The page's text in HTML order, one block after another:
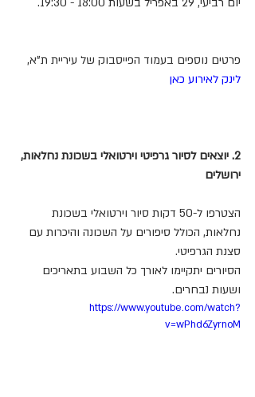
פרטים נוספים בעמוד הפייסבוק של עיריית ת"א,
לינק לאירוע כאן
2. יוצאים לסיור גרפיטי וירטואלי בשכונת נחלאות,
ירושלים
הצטרפו ל-50 דקות סיור וירטואלי בשכונת
נחלאות, הכולל סיפורים על השכונה והיכרות עם
סצנת הגרפיטי.
הסיורים יתקיימו לאורך כל השבוע בתאריכים
ושעות נבחרים.
https://www.youtube.com/watch?
v=wPhd6ZyrnoM